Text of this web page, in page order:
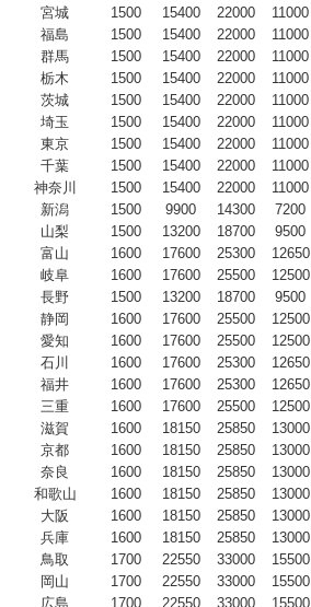
宮城
1500 15400 22000
11000
福島
1500 15400 22000
11000
群馬
1500 15400 22000
11000
栃木
1500 15400 22000
11000
茨城
1500 15400 22000
11000
埼玉
1500 15400 22000
11000
東京
1500 15400 22000
11000
千葉
1500 15400 22000
11000
神奈川
1500 15400 22000
11000
新潟
1500 9900 14300
7200
山梨
1500 13200 18700
9500
富山
1600 17600 25300
12650
岐阜
1600 17600 25500
12500
長野
1500 13200 18700
9500
静岡
1600 17600 25500
12500
愛知
1600 17600 25500
12500
石川
1600 17600 25300
12650
福井
1600 17600 25300
12650
三重
1600 17600 25500
12500
滋賀
1600 18150 25850
13000
京都
1600 18150 25850
13000
奈良
1600 18150 25850
13000
和歌山
1600 18150 25850
13000
大阪
1600 18150 25850
13000
兵庫
1600 18150 25850
13000
鳥取
1700 22550 33000
15500
岡山
1700 22550 33000
15500
広島
1700 22550 33000
15500